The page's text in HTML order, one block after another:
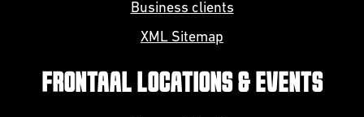
Business clients
XML Sitemap
FRONTAAL LOCATIONS & EVENTS